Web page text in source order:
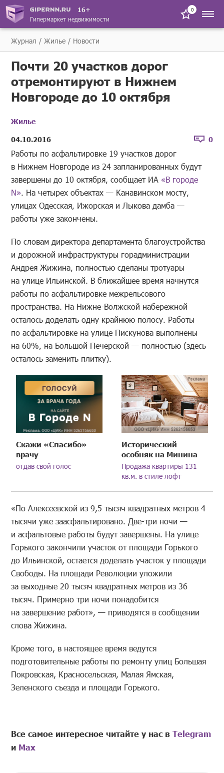
16+
Гипермаркет недвижимости
0
Журнал Жилье Новости
Почти 20 участков дорог
отремонтируют в Нижнем
Новгороде до 10 октября
Жилье
04.10.2016
0
Работы по асфальтировке 19 участков дорог
в Нижнем Новгороде из 24 запланированных будут
завершены до 10 октября, сообщает ИА «В городе
N». На четырех объектах — Канавинском мосту,
улицах Одесская, Ижорская и Лыкова дамба —
работы уже закончены.
По словам директора департамента благоустройства
и дорожной инфраструктуры горадминистрации
Андрея Жижина, полностью сделаны тротуары
на улице Ильинской. В ближайшее время начнутся
работы по асфальтировке межрельсового
пространства. На Нижне-Волжской набережной
осталось доделать одну крайнюю полосу. Работы
по асфальтировке на улице Пискунова выполнены
на 60%, на Большой Печерской — полностью (здесь
осталось заменить плитку).
Скажи «Спасибо»
врачу
отдав свой голос
Исторический
особняк на Минина
Продажа квартиры 131
кв.м. в стиле лофт
«По Алексеевской из 9,5 тысяч квадратных метров 4
тысячи уже заасфальтировано. Две-три ночи —
и асфальтовые работы будут завершены. На улице
Горького закончили участок от площади Горького
до Ильинской, остается доделать участок у площади
Свободы. На площади Революции уложили
за выходные 20 тысяч квадратных метров из 36
тысяч. Примерно три ночи понадобится
на завершение работ», — приводятся в сообщении
слова Жижина.
Кроме того, в настоящее время ведутся
подготовительные работы по ремонту улиц Большая
Покровская, Красносельская, Малая Ямская,
Зеленского съезда и площади Горького.
Все самое интересное читайте у нас вTelegram
и Mах